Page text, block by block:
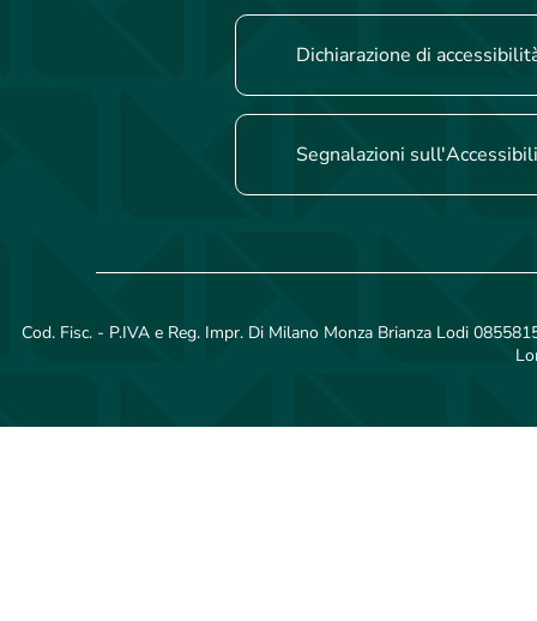
Dichiarazione di
Segnalazioni
Cod. Fisc. - P.IVA e Reg. Impr. Di Milano Monza Brianza Lodi